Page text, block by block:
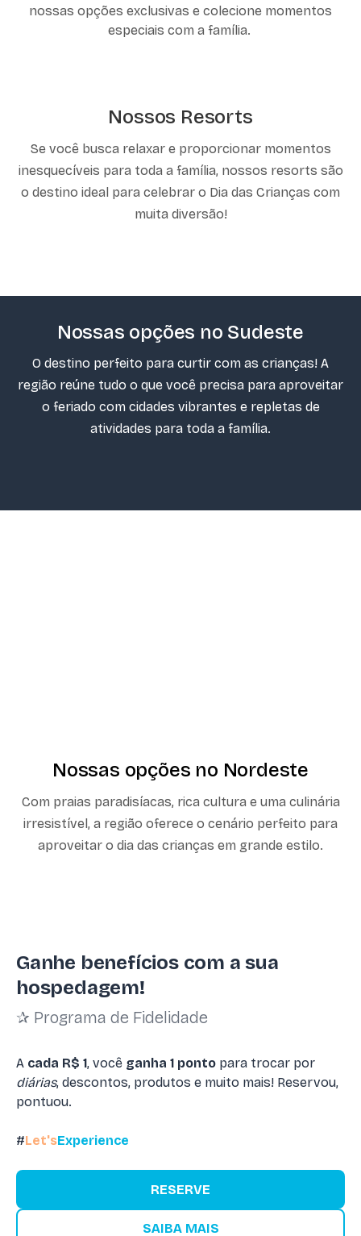
nossas opções exclusivas e colecione momentos
especiais com a família.
Nossos Resorts
Se você busca relaxar e proporcionar momentos
inesquecíveis para toda a família, nossos resorts são
o destino ideal para celebrar o Dia das Crianças com
muita diversão!
Nossas opções no Sudeste
O destino perfeito para curtir com as crianças! A
região reúne tudo o que você precisa para aproveitar
o feriado com cidades vibrantes e repletas de
atividades para toda a família.
Nossas opções no Nordeste
Com praias paradisíacas, rica cultura e uma culinária
irresistível, a região oferece o cenário perfeito para
aproveitar o dia das crianças em grande estilo.
Ganhe benefícios com a sua
hospedagem!
✰ Programa de Fidelidade
A cada R$ 1, você ganha 1 ponto para trocar por
diárias, descontos, produtos e muito mais! Reservou,
pontuou.
#Let'sExperience
RESERVE
SAIBA MAIS